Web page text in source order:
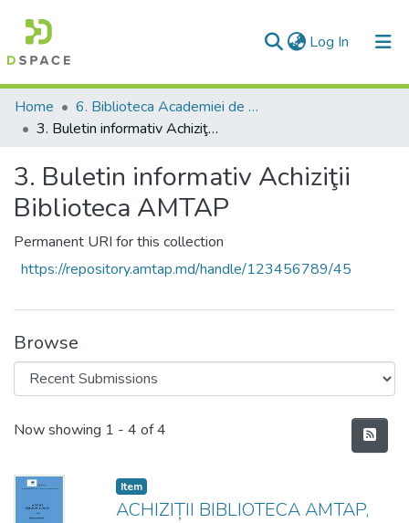
Log In (current)
Communities & Collections
All of DSpace
Statistics
Home
6. Biblioteca Academiei de Muzică, Teatru şi Arte Plastice
3. Buletin informativ Achiziţii Biblioteca AMTAP
3. Buletin informativ Achiziţii
Biblioteca AMTAP
Permanent URI for this collection
https://repository.amtap.md/handle/123456789/45
Browse
Recent Submissions
Now showing 1 - 4 of 4
Item
ACHIZIȚII BIBLIOTECA AMTAP,